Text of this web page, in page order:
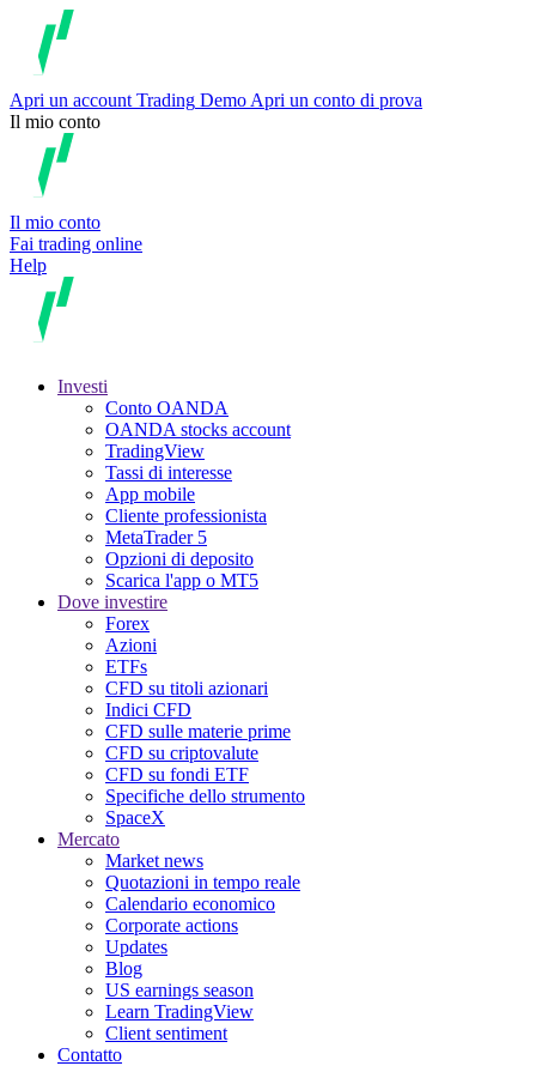
Apri un account Trading Demo Apri un conto di prova
Il mio conto
Il mio conto
Fai trading online
Help
Investi
Conto OANDA
OANDA stocks account
TradingView
Tassi di interesse
App mobile
Cliente professionista
MetaTrader 5
Opzioni di deposito
Scarica l'app o MT5
Dove investire
Forex
Azioni
ETFs
CFD su titoli azionari
Indici CFD
CFD sulle materie prime
CFD su criptovalute
CFD su fondi ETF
Specifiche dello strumento
SpaceX
Mercato
Market news
Quotazioni in tempo reale
Calendario economico
Corporate actions
Updates
Blog
US earnings season
Learn TradingView
Client sentiment
Contatto